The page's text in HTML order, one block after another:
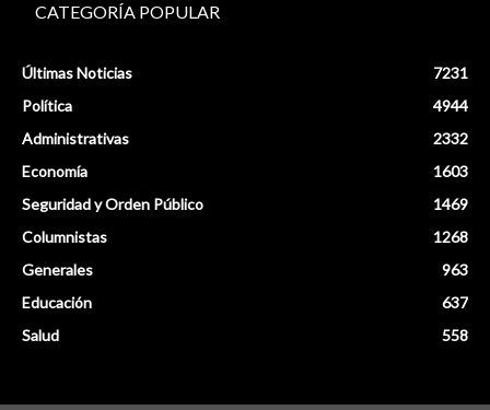
CATEGORÍA POPULAR
Últimas Noticias
7231
Política
4944
Administrativas
2332
Economía
1603
Seguridad y Orden Público
1469
Columnistas
1268
Generales
963
Educación
637
Salud
558